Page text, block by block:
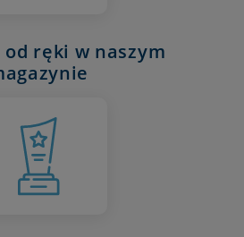
od ręki w naszym